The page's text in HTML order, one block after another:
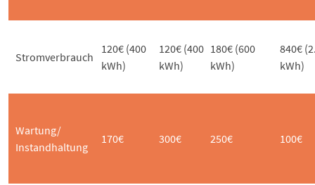
Stromverbrauch
120€ (400
kWh)
120€ (400
kWh)
180€ (600
kWh)
840€
kWh)
Wartung/
Instandhaltung
170€ 300€ 250€ 100€